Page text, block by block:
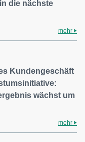
die nächste
mehr
Kundengeschäft
wächst um
mehr